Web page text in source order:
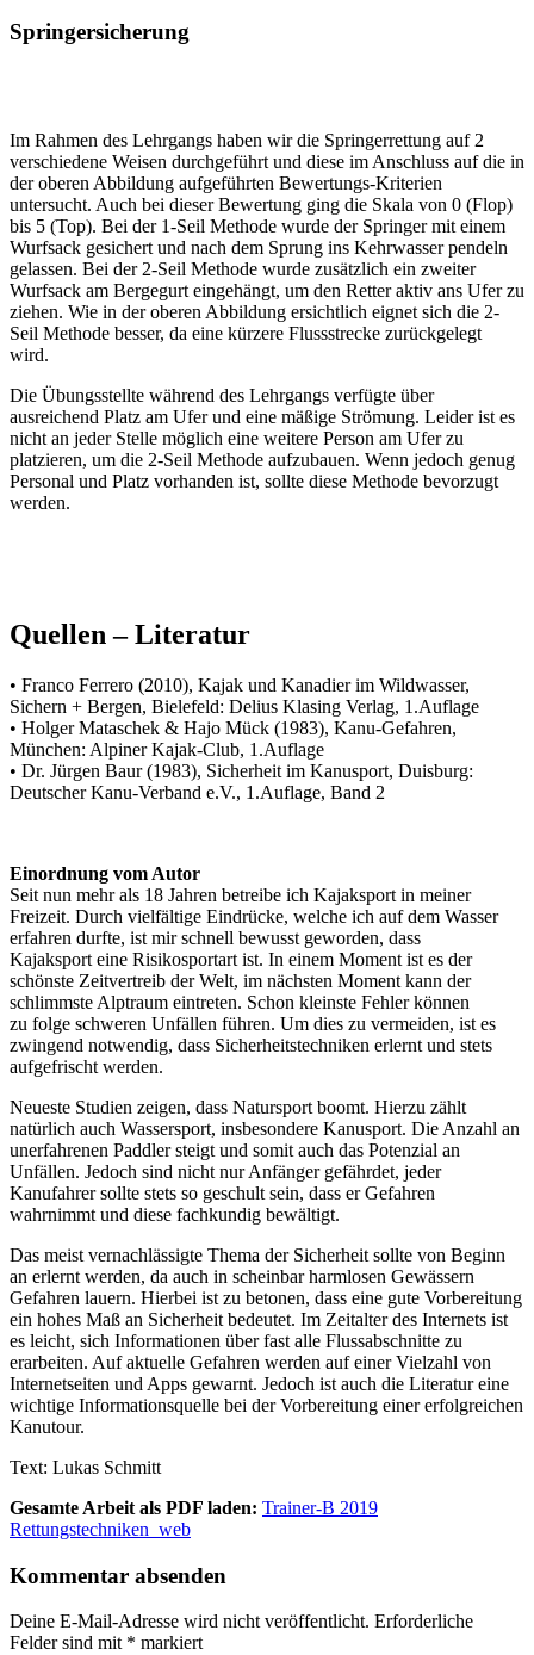
Springersicherung
Im Rahmen des Lehrgangs haben wir die Springerrettung auf 2
verschiedene Weisen durchgeführt und diese im Anschluss auf die in
der oberen Abbildung aufgeführten Bewertungs-Kriterien
untersucht. Auch bei dieser Bewertung ging die Skala von 0 (Flop)
bis 5 (Top). Bei der 1-Seil Methode wurde der Springer mit einem
Wurfsack gesichert und nach dem Sprung ins Kehrwasser pendeln
gelassen. Bei der 2-Seil Methode wurde zusätzlich ein zweiter
Wurfsack am Bergegurt eingehängt, um den Retter aktiv ans Ufer zu
ziehen. Wie in der oberen Abbildung ersichtlich eignet sich die 2-
Seil Methode besser, da eine kürzere Flussstrecke zurückgelegt
wird.
Die Übungsstellte während des Lehrgangs verfügte über
ausreichend Platz am Ufer und eine mäßige Strömung. Leider ist es
nicht an jeder Stelle möglich eine weitere Person am Ufer zu
platzieren, um die 2-Seil Methode aufzubauen. Wenn jedoch genug
Personal und Platz vorhanden ist, sollte diese Methode bevorzugt
werden.
Quellen – Literatur
• Franco Ferrero (2010), Kajak und Kanadier im Wildwasser,
Sichern + Bergen, Bielefeld: Delius Klasing Verlag, 1.Auflage
• Holger Mataschek & Hajo Mück (1983), Kanu-Gefahren,
München: Alpiner Kajak-Club, 1.Auflage
• Dr. Jürgen Baur (1983), Sicherheit im Kanusport, Duisburg:
Deutscher Kanu-Verband e.V., 1.Auflage, Band 2
Einordnung vom Autor
Seit nun mehr als 18 Jahren betreibe ich Kajaksport in meiner
Freizeit. Durch vielfältige Eindrücke, welche ich auf dem Wasser
erfahren durfte, ist mir schnell bewusst geworden, dass
Kajaksport eine Risikosportart ist. In einem Moment ist es der
schönste Zeitvertreib der Welt, im nächsten Moment kann der
schlimmste Alptraum eintreten. Schon kleinste Fehler können
zu folge schweren Unfällen führen. Um dies zu vermeiden, ist es
zwingend notwendig, dass Sicherheitstechniken erlernt und stets
aufgefrischt werden.
Neueste Studien zeigen, dass Natursport boomt. Hierzu zählt
natürlich auch Wassersport, insbesondere Kanusport. Die Anzahl an
unerfahrenen Paddler steigt und somit auch das Potenzial an
Unfällen. Jedoch sind nicht nur Anfänger gefährdet, jeder
Kanufahrer sollte stets so geschult sein, dass er Gefahren
wahrnimmt und diese fachkundig bewältigt.
Das meist vernachlässigte Thema der Sicherheit sollte von Beginn
an erlernt werden, da auch in scheinbar harmlosen Gewässern
Gefahren lauern. Hierbei ist zu betonen, dass eine gute Vorbereitung
ein hohes Maß an Sicherheit bedeutet. Im Zeitalter des Internets ist
es leicht, sich Informationen über fast alle Flussabschnitte zu
erarbeiten. Auf aktuelle Gefahren werden auf einer Vielzahl von
Internetseiten und Apps gewarnt. Jedoch ist auch die Literatur eine
wichtige Informationsquelle bei der Vorbereitung einer erfolgreichen
Kanutour.
Text: Lukas Schmitt
Gesamte Arbeit als PDF laden: Trainer-B 2019
Rettungstechniken_web
Kommentar absenden
Deine E-Mail-Adresse wird nicht veröffentlicht. Erforderliche
Felder sind mit * markiert